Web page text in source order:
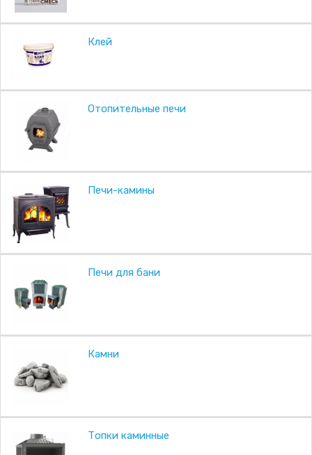
Клей
Отопительные печи
Печи-камины
Печи для бани
Камни
Топки каминные